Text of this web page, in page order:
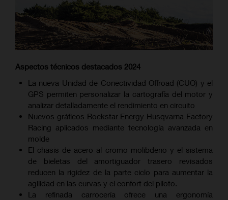
Aspectos técnicos destacados 2024
La nueva Unidad de Conectividad Offroad (CUO) y el
GPS permiten personalizar la cartografía del motor y
analizar detalladamente el rendimiento en circuito
Nuevos gráficos Rockstar Energy Husqvarna Factory
Racing aplicados mediante tecnología avanzada en
molde
El chasis de acero al cromo molibdeno y el sistema
de bieletas del amortiguador trasero revisados
reducen la rigidez de la parte ciclo para aumentar la
agilidad en las curvas y el confort del piloto.
La refinada carrocería ofrece una ergonomía